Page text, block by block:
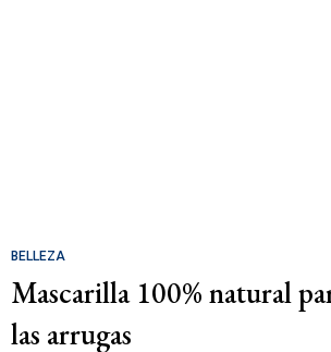
BELLEZA
Mascarilla 100% natural
las arrugas